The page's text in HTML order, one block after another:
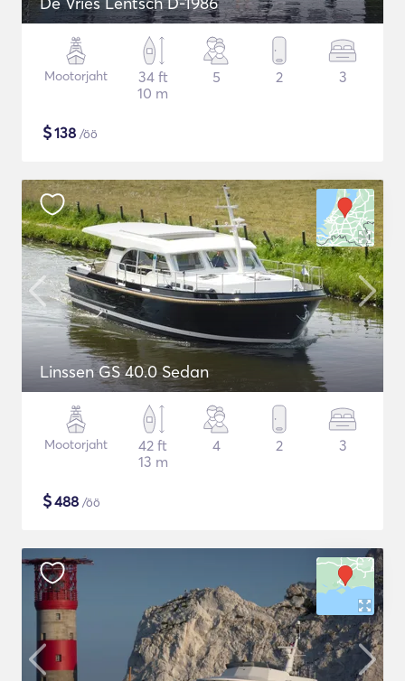
Mootorjaht
34 ft
10 m
5 2 3
$138 /öö
Linssen GS 40.0 Sedan
Mootorjaht
42 ft
13 m
4 2 3
$488 /öö